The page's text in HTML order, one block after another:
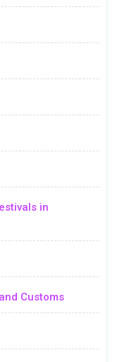
in
Customs